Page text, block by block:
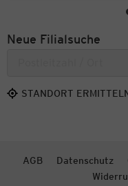
Neue Filialsuche
STANDORT
AGB Datenschutz